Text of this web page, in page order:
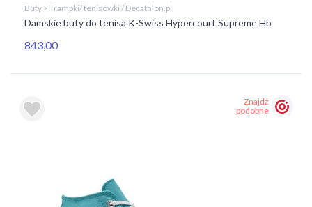
Buty > Trampki/ tenisówki / Decathlon.pl
Damskie buty do tenisa K-Swiss Hypercourt Supreme Hb
843,00
Znajdź
podobne